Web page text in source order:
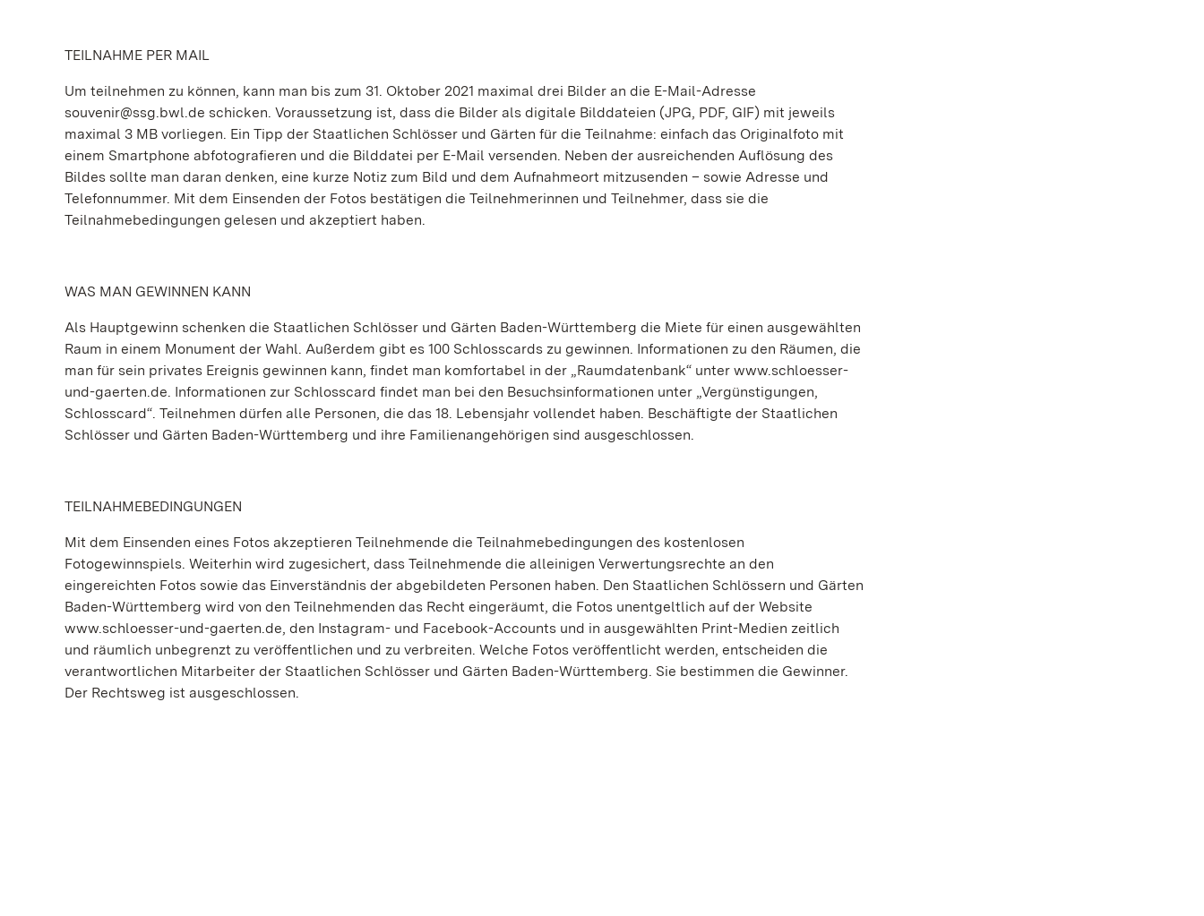
TEILNAHME PER MAIL
Um teilnehmen zu können, kann man bis zum 31. Oktober 2021 maximal drei Bilder an die E-Mail-Adresse
souvenir@ssg.bwl.de schicken. Voraussetzung ist, dass die Bilder als digitale Bilddateien (JPG, PDF, GIF) mit jeweils
maximal 3 MB vorliegen. Ein Tipp der Staatlichen Schlösser und Gärten für die Teilnahme: einfach das Originalfoto mit
einem Smartphone abfotografieren und die Bilddatei per E-Mail versenden. Neben der ausreichenden Auflösung des
Bildes sollte man daran denken, eine kurze Notiz zum Bild und dem Aufnahmeort mitzusenden – sowie Adresse und
Telefonnummer. Mit dem Einsenden der Fotos bestätigen die Teilnehmerinnen und Teilnehmer, dass sie die
Teilnahmebedingungen gelesen und akzeptiert haben.
WAS MAN GEWINNEN KANN
Als Hauptgewinn schenken die Staatlichen Schlösser und Gärten Baden-Württemberg die Miete für einen ausgewählten
Raum in einem Monument der Wahl. Außerdem gibt es 100 Schlosscards zu gewinnen. Informationen zu den Räumen, die
man für sein privates Ereignis gewinnen kann, findet man komfortabel in der „Raumdatenbank“ unter www.schloesser-
und-gaerten.de. Informationen zur Schlosscard findet man bei den Besuchsinformationen unter „Vergünstigungen,
Schlosscard“. Teilnehmen dürfen alle Personen, die das 18. Lebensjahr vollendet haben. Beschäftigte der Staatlichen
Schlösser und Gärten Baden-Württemberg und ihre Familienangehörigen sind ausgeschlossen.
TEILNAHMEBEDINGUNGEN
Mit dem Einsenden eines Fotos akzeptieren Teilnehmende die Teilnahmebedingungen des kostenlosen
Fotogewinnspiels. Weiterhin wird zugesichert, dass Teilnehmende die alleinigen Verwertungsrechte an den
eingereichten Fotos sowie das Einverständnis der abgebildeten Personen haben. Den Staatlichen Schlössern und Gärten
Baden-Württemberg wird von den Teilnehmenden das Recht eingeräumt, die Fotos unentgeltlich auf der Website
www.schloesser-und-gaerten.de, den Instagram- und Facebook-Accounts und in ausgewählten Print-Medien zeitlich
und räumlich unbegrenzt zu veröffentlichen und zu verbreiten. Welche Fotos veröffentlicht werden, entscheiden die
verantwortlichen Mitarbeiter der Staatlichen Schlösser und Gärten Baden-Württemberg. Sie bestimmen die Gewinner.
Der Rechtsweg ist ausgeschlossen.